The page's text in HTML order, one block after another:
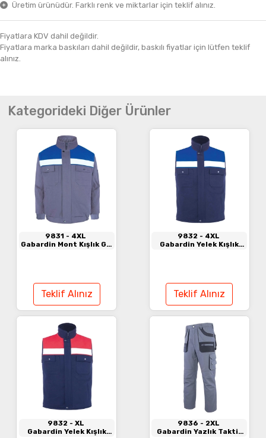
Üretim ürünüdür. Farklı renk ve miktarlar için teklif alınız.
Fiyatlara KDV dahil değildir.
Fiyatlara marka baskıları dahil değildir, baskılı fiyatlar için lütfen teklif
alınız.
Kategorideki Diğer Ürünler
9831 - 4XL
Gabardin Mont Kışlık Gri
Teklif Alınız
9832 - 4XL
Gabardin Yelek Kışlık
Teklif Alınız
9832 - XL
Gabardin Yelek Kışlık
9836 - 2XL
Gabardin Yazlık Taktik